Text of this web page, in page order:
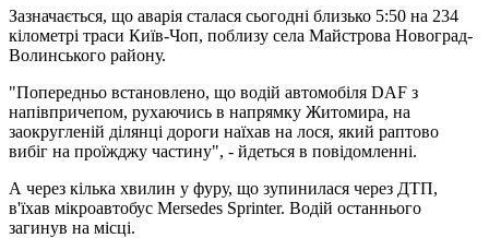
Зазначається, що аварія сталася сьогодні близько 5:50 на 234
кілометрі траси Київ-Чоп, поблизу села Майстрова Новоград-
Волинського району.
"Попередньо встановлено, що водій автомобіля DAF з
напівпричепом, рухаючись в напрямку Житомира, на
заокругленій ділянці дороги наїхав на лося, який раптово
вибіг на проїжджу частину", - йдеться в повідомленні.
А через кілька хвилин у фуру, що зупинилася через ДТП,
в'їхав мікроавтобус Mersedes Sprinter. Водій останнього
загинув на місці.